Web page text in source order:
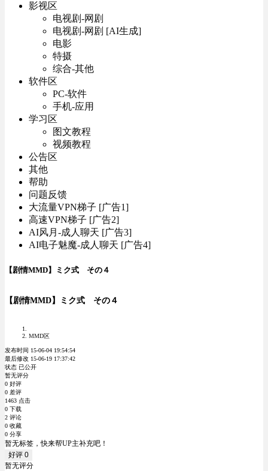
影视区
电视剧-网剧
电视剧-网剧 [AI生成]
电影
特摄
综合-其他
软件区
PC-软件
手机-应用
学习区
图文教程
视频教程
公告区
其他
帮助
问题反馈
大流量VPN梯子 [广告1]
高速VPN梯子 [广告2]
AI风月-成人聊天 [广告3]
AI电子魅魔-成人聊天 [广告4]
【剧情MMD】ミク式 その４
【剧情MMD】ミク式 その４
MMD区
发布时间 15-06-04 19:54:54
最后修改 15-06-19 17:37:42
状态 已公开
暂无评分
0 好评
0 差评
1463 点击
0 下载
2 评论
0 收藏
0 分享
暂无标签，快来帮UP主补充吧！
好评 0
暂无评分